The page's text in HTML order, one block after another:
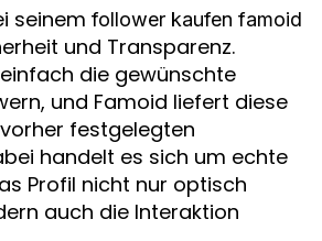
seinem follower kaufen famoid
und Transparenz.
die gewünschte
und Famoid liefert diese
festgelegten
handelt es sich um echte
Profil nicht nur optisch
auch die Interaktion